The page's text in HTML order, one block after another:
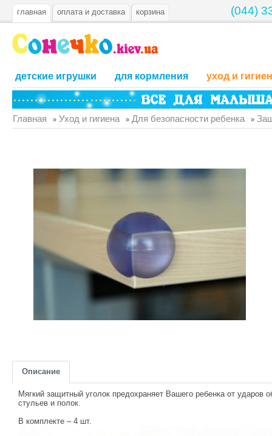
(044)
главная оплата и доставка корзина
детские игрушки для кормления уход и
Главная » Уход и гигиена » Для безопасности ребенка »
Описание
Мягкий защитный уголок предохраняет Вашего ребенка от ударов
стульев и полок.
В комплекте – 4 шт.